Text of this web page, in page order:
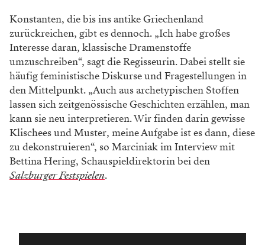
Konstanten, die bis ins antike Griechenland
zurückreichen, gibt es dennoch. „Ich habe großes
Interesse daran, klassische Dramenstoffe
umzuschreiben“, sagt die Regisseurin. Dabei stellt sie
häufig feministische Diskurse und Fragestellungen in
den Mittelpunkt. „Auch aus archetypischen Stoffen
lassen sich zeitgenössische Geschichten erzählen, man
kann sie neu interpretieren. Wir finden darin gewisse
Klischees und Muster, meine Aufgabe ist es dann, diese
zu dekonstruieren“, so Marciniak im Interview mit
Bettina Hering, Schauspieldirektorin bei den
Salzburger Festspielen.